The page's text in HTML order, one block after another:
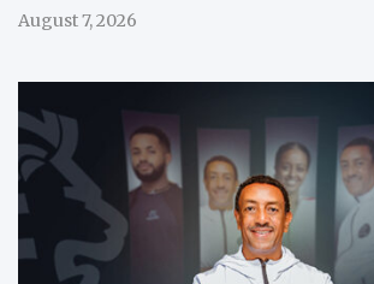
August 7, 2026